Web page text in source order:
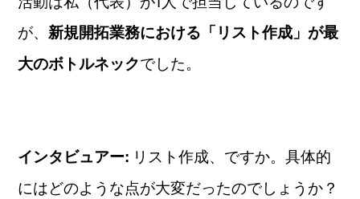
が、新規開拓業務における「リスト作成」が最
大のボトルネックでした。
インタビュアー: リスト作成、ですか。具体的
にはどのような点が大変だったのでしょうか？